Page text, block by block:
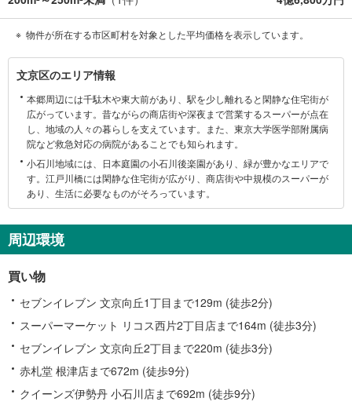
物件が所在する市区町村を対象とした平均価格を表示しています。
文
京
区
に
す
る
報
文京区のエリア情報
本郷周辺には千駄木や東大前があり、駅を少し離れると閑静な住宅街が
広がっています。昔ながらの商店街や深夜まで営業するスーパーが点在
し、地域の人々の暮らしを支えています。また、東京大学医学部附属病
院など救急対応の病院があることでも知られます。
小石川地域には、日本庭園の小石川後楽園があり、緑が豊かなエリアで
す。江戸川橋には閑静な住宅街が広がり、商店街や中規模のスーパーが
あり、生活に必要なものがそろっています。
周辺環境
買い物
セブンイレブン 文京向丘1丁目まで129m (徒歩2分)
スーパーマーケット リコス西片2丁目店まで164m (徒歩3分)
セブンイレブン 文京向丘2丁目まで220m (徒歩3分)
赤札堂 根津店まで672m (徒歩9分)
クイーンズ伊勢丹 小石川店まで692m (徒歩9分)